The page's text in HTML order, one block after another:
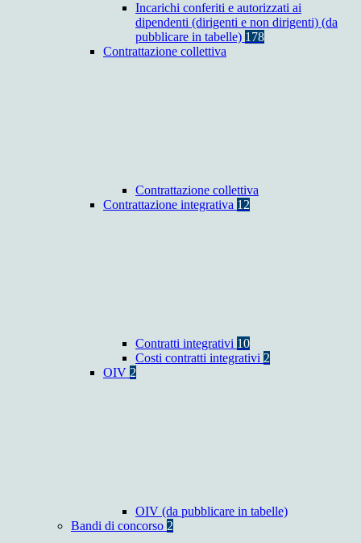
Incarichi conferiti e autorizzati ai
dipendenti (dirigenti e non dirigenti) (da
pubblicare in tabelle) 178
Contrattazione collettiva
Contrattazione collettiva
Contrattazione integrativa 12
Contratti integrativi 10
Costi contratti integrativi 2
OIV 2
OIV (da pubblicare in tabelle)
Bandi di concorso 2